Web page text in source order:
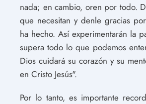
nada; en cambio, oren por todo.
que necesitan y denle gracias
ha hecho. Así experimentarán la
supera todo lo que podemos
Dios cuidará su corazón y su
en Cristo Jesús".
Por lo tanto, es importante